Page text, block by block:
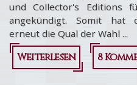
und Collector's Editions
angekündigt. Somit hat
erneut die Qual der Wahl ...
Weiterlesen
über
8